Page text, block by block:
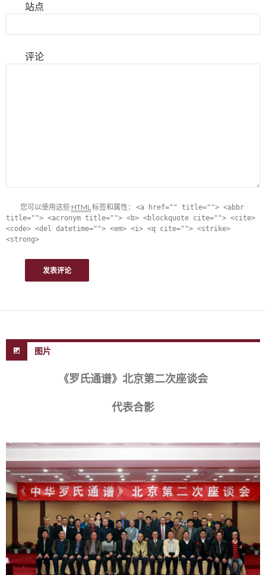
站点
评论
您可以使用这些 HTML标签和属性： <a href="" title=""> <abbr
title=""> <acronym title=""> <b> <blockquote cite=""> <cite>
<code> <del datetime=""> <em> <i> <q cite=""> <strike>
<strong>
图片
《罗氏通谱》北京第二次座谈会
代表合影